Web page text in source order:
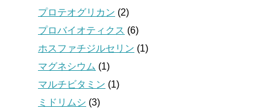
プロテオグリカン (2)
プロバイオティクス (6)
ホスファチジルセリン (1)
マグネシウム (1)
マルチビタミン (1)
ミドリムシ (3)